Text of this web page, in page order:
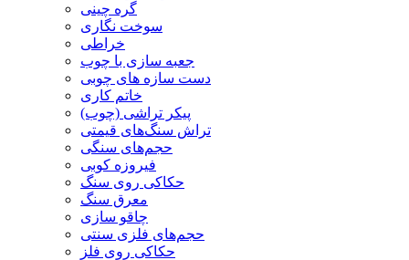
گره چینی
سوخت نگاری
خراطی
جعبه سازی با چوب
دست سازه های چوبی
خاتم کاری
پیکر تراشی (چوب)
تراش سنگ‌های قیمتی
حجم‌های سنگی
فیروزه کوبی
حکاکی روی سنگ
معرق سنگ
چاقو سازی
حجم‌های فلزی سنتی
حکاکی روی فلز